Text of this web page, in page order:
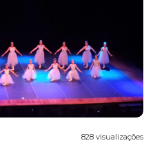
828 visualizações